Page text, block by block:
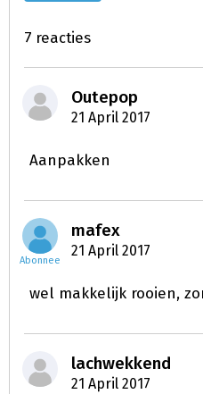
7 reacties
Outepop
21 April 2017
Aanpakken
Abonnee
mafex
21 April 2017
wel makkelijk rooien,
lachwekkend
21 April 2017